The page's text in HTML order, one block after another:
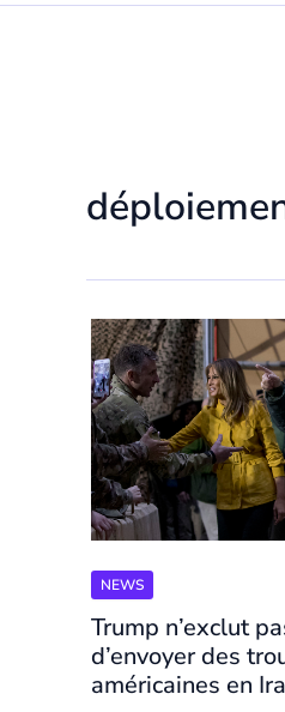
NEWS
Trump n’exclut
d’envoyer des
américaines en